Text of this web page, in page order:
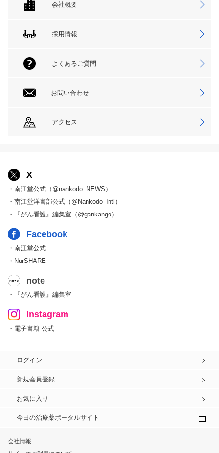
会社概要
採用情報
よくあるご質問
お問い合わせ
アクセス
X
・南江堂公式（@nankodo_NEWS）
・南江堂洋書部公式（@Nankodo_Intl）
・『がん看護』編集室（@gankango）
Facebook
・南江堂公式
・NurSHARE
note
・『がん看護』編集室
Instagram
・電子書籍 公式
ログイン
新規会員登録
お気に入り
今日の治療薬ポータルサイト
会社情報